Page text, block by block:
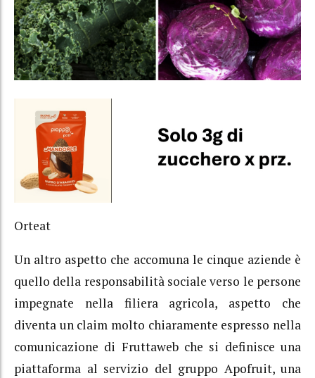
Orteat
Un altro aspetto che accomuna le cinque aziende è
quello della responsabilità sociale verso le persone
impegnate nella filiera agricola, aspetto che
diventa un claim molto chiaramente espresso nella
comunicazione di Fruttaweb che si definisce una
piattaforma al servizio del gruppo Apofruit, una